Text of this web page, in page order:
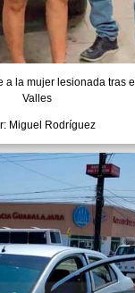
la mujer lesionada tras
Valles
Miguel Rodríguez